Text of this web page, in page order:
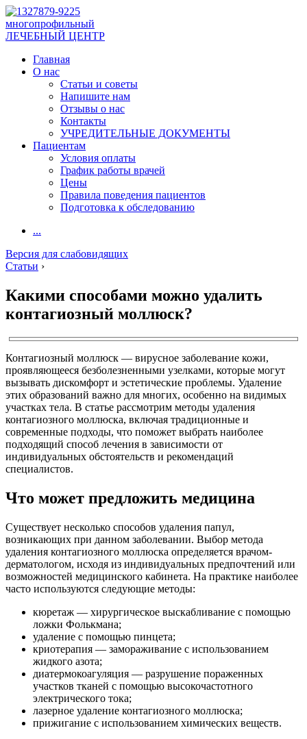
многопрофильный
ЛЕЧЕБНЫЙ ЦЕНТР
Главная
О нас
Статьи и советы
Напишите нам
Отзывы о нас
Контакты
УЧРЕДИТЕЛЬНЫЕ ДОКУМЕНТЫ
Пациентам
Условия оплаты
График работы врачей
Цены
Правила поведения пациентов
Подготовка к обследованию
...
Версия для слабовидящих
Статьи ›
Какими способами можно удалить
контагиозный моллюск?
Контагиозный моллюск — вирусное заболевание кожи,
проявляющееся безболезненными узелками, которые могут
вызывать дискомфорт и эстетические проблемы. Удаление
этих образований важно для многих, особенно на видимых
участках тела. В статье рассмотрим методы удаления
контагиозного моллюска, включая традиционные и
современные подходы, что поможет выбрать наиболее
подходящий способ лечения в зависимости от
индивидуальных обстоятельств и рекомендаций
специалистов.
Что может предложить медицина
Существует несколько способов удаления папул,
возникающих при данном заболевании. Выбор метода
удаления контагиозного моллюска определяется врачом-
дерматологом, исходя из индивидуальных предпочтений или
возможностей медицинского кабинета. На практике наиболее
часто используются следующие методы:
кюретаж — хирургическое выскабливание с помощью
ложки Фолькмана;
удаление с помощью пинцета;
криотерапия — замораживание с использованием
жидкого азота;
диатермокоагуляция — разрушение пораженных
участков тканей с помощью высокочастотного
электрического тока;
лазерное удаление контагиозного моллюска;
прижигание с использованием химических веществ.